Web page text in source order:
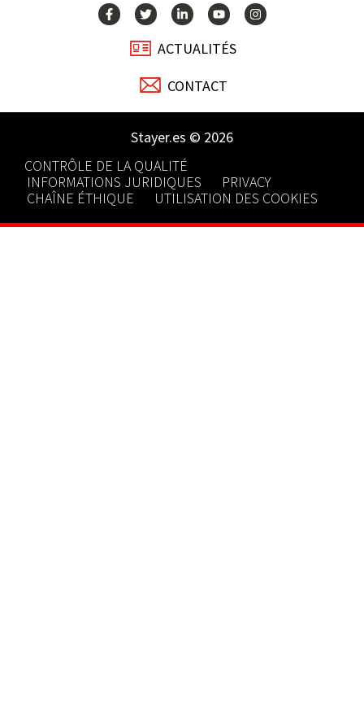
ACTUALITÉS
CONTACT
Stayer.es © 2026
CONTRÔLE DE LA QUALITÉ
INFORMATIONS JURIDIQUES
PRIVACY
CHAÎNE ÉTHIQUE
UTILISATION DES COOKIES